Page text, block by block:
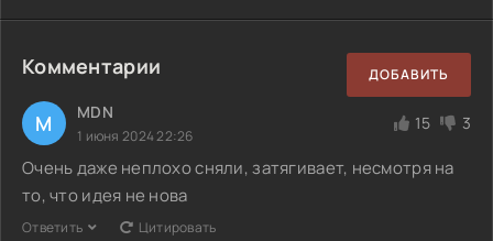
Комментарии ДОБАВИТЬ
M MDN
1 июня 2024 22:26
15 3
Очень даже неплохо сняли, затягивает, несмотря на
то, что идея не нова
Ответить Цитировать